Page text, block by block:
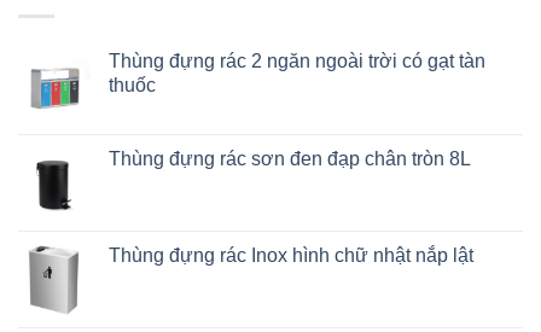
Thùng đựng rác 2 ngăn ngoài trời có gạt tàn
thuốc
Thùng đựng rác sơn đen đạp chân tròn 8L
Thùng đựng rác Inox hình chữ nhật nắp lật